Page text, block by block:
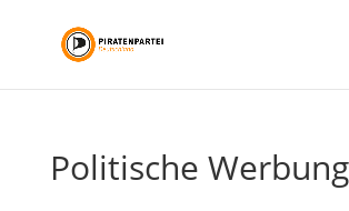
Politische Werbung